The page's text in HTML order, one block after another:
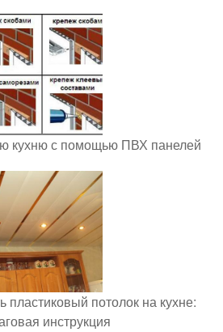
кухню с помощью ПВХ панелей
пластиковый потолок на кухне:
инструкция